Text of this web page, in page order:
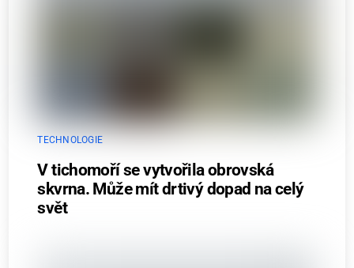
TECHNOLOGIE
V tichomoří se vytvořila obrovská
skvrna. Může mít drtivý dopad na celý
svět